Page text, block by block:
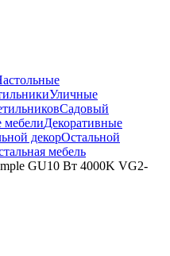
Уличные
Садовый
Декоративные
декорОстальной
мебель
GU10 Вт 4000K VG2-